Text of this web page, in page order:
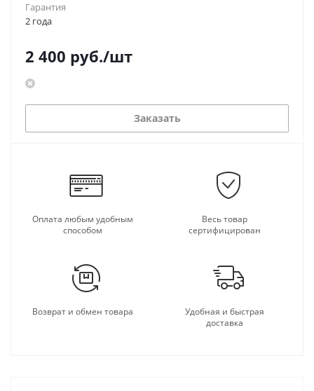
Гарантия
2 года
2 400 руб./шт
Заказать
Оплата любым удобным
способом
Весь товар
сертифицирован
Возврат и обмен товара
Удобная и быстрая
доставка